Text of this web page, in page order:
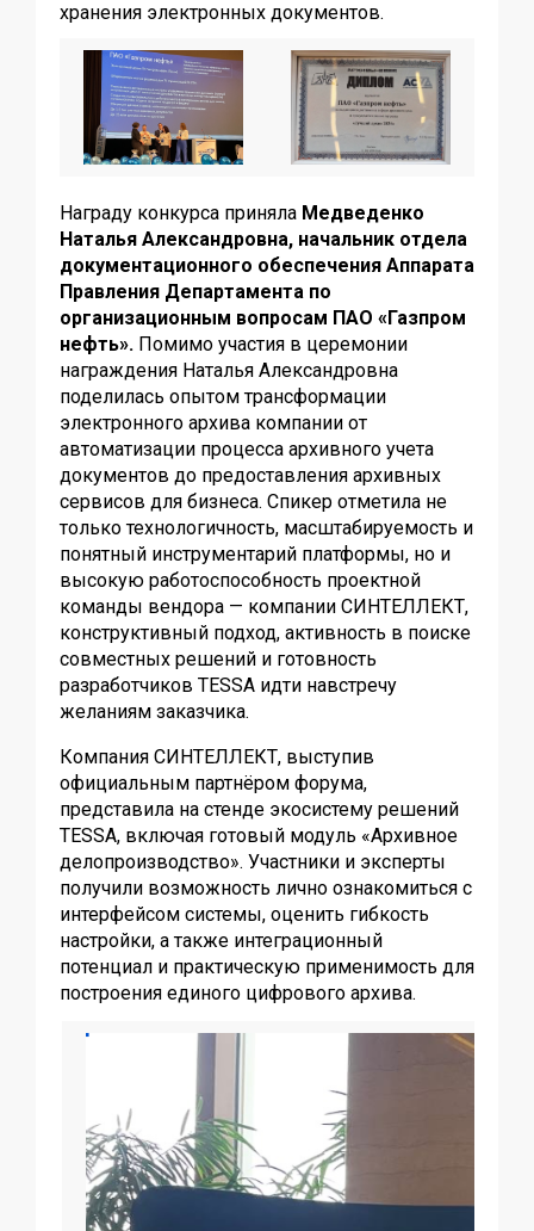
хранения электронных документов.
Награду конкурса приняла Медведенко
Наталья Александровна, начальник отдела
документационного обеспечения Аппарата
Правления Департамента по
организационным вопросам ПАО «Газпром
нефть». Помимо участия в церемонии
награждения Наталья Александровна
поделилась опытом трансформации
электронного архива компании от
автоматизации процесса архивного учета
документов до предоставления архивных
сервисов для бизнеса. Спикер отметила не
только технологичность, масштабируемость и
понятный инструментарий платформы, но и
высокую работоспособность проектной
команды вендора — компании СИНТЕЛЛЕКТ,
конструктивный подход, активность в поиске
совместных решений и готовность
разработчиков TESSA идти навстречу
желаниям заказчика.
Компания СИНТЕЛЛЕКТ, выступив
официальным партнёром форума,
представила на стенде экосистему решений
TESSA, включая готовый модуль «Архивное
делопроизводство». Участники и эксперты
получили возможность лично ознакомиться с
интерфейсом системы, оценить гибкость
настройки, а также интеграционный
потенциал и практическую применимость для
построения единого цифрового архива.